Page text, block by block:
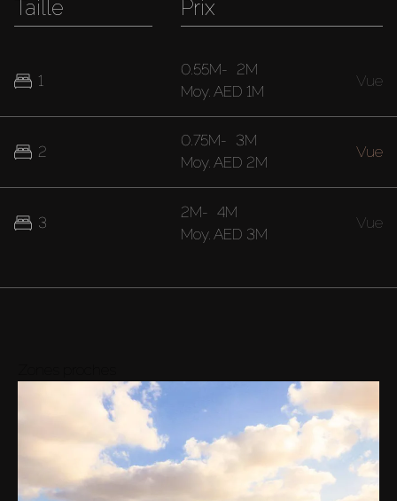
Taille
1
2
3
Prix
0.55M- 2M
Moy. AED 1M
Vue
0.75M- 3M
Moy. AED 2M
Vue
2M- 4M
Moy. AED 3M
Vue